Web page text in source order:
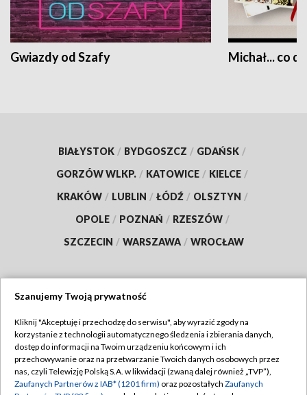
Gwiazdy od Szafy Michał... co
BIAŁYSTOK / BYDGOSZCZ / GDAŃSK /
GORZÓW WLKP. / KATOWICE / KIELCE /
KRAKÓW / LUBLIN / ŁÓDŹ / OLSZTYN /
OPOLE / POZNAŃ / RZESZÓW /
SZCZECIN / WARSZAWA / WROCŁAW
TVP
Abonament TVP
Emisja w TVP
Regulamin TVP
Polityka prywatności
Szanujemy Twoją prywatność
Kliknij "Akceptuję i przechodzę do serwisu", aby wyrazić zgody na
korzystanie z technologii automatycznego śledzenia i zbierania danych,
dostęp do informacji na Twoim urządzeniu końcowym i ich
przechowywanie oraz na przetwarzanie Twoich danych osobowych przez
nas, czyli Telewizję Polską S.A. w likwidacji (zwaną dalej również „TVP”),
Zaufanych Partnerów z IAB* (1201 firm) oraz pozostałych Zaufanych